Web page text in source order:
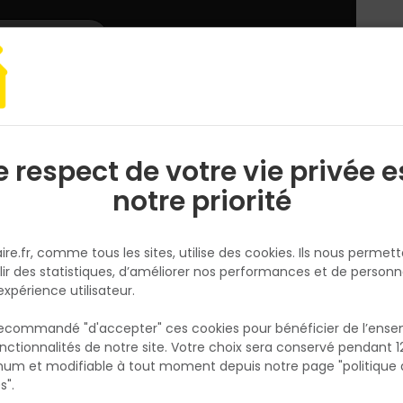
ISOLANTS RIGIDES EN LAINE DE ROCHE FIREROCK 1000 X 600 X 30 MM
ROCKWOOL
COLIS DE 10 PANNEAUX ISOLANTS
RIGIDES EN LAINE DE ROCHE
FIREROCK 1000 X 600 X 30 MM
Le panneau rigide FIREROCK 1000 x 600 x
en laine de roche mono densité est revêtu
respect de votre vie privée
notre priorité
comme tous les sites, utilise des cookies. Ils nous
des statistiques, d’améliorer nos performances et de
utilisateur.
"d'accepter" ces cookies pour bénéficier de
de notre site. Votre choix sera conservé pendant
et modifiable à tout moment depuis notre page "politique